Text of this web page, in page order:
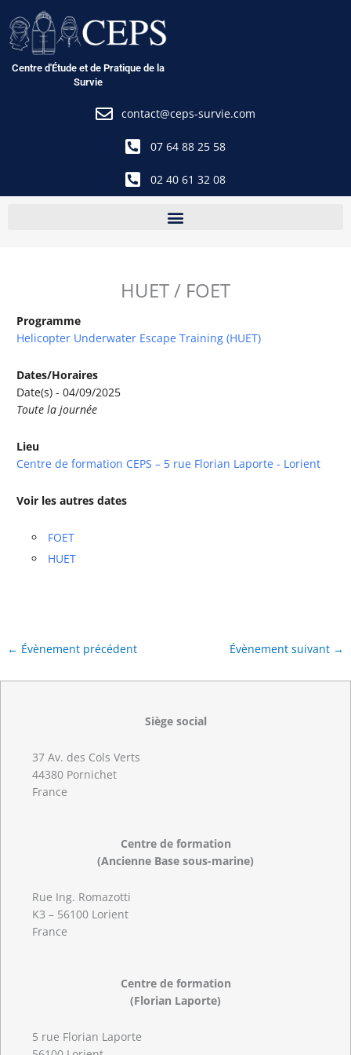
au
contenu
Centre d'Étude et de Pratique de la
Survie
contact@ceps-survie.com
07 64 88 25 58
02 40 61 32 08
HUET / FOET
Programme
Helicopter Underwater Escape Training (HUET)
Dates/Horaires
Date(s) - 04/09/2025
Toute la journée
Lieu
Centre de formation CEPS – 5 rue Florian Laporte - Lorient
Voir les autres dates
FOET
HUET
← Évènement précédent Évènement suivant →
Siège social
37 Av. des Cols Verts
44380 Pornichet
France
Centre de formation
(Ancienne Base sous-marine)
Rue Ing. Romazotti
K3 – 56100 Lorient
France
Centre de formation
(Florian Laporte)
5 rue Florian Laporte